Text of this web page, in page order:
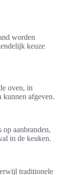
worden
keuze
oven, in
kunnen afgeven.
aanbranden,
in de keuken.
traditionele